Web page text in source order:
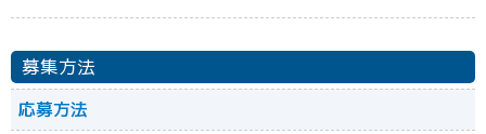
募集方法
応募方法